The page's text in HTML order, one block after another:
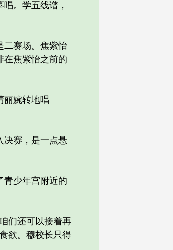
。学五线谱，
赛场。焦紫怡
在焦紫怡之前的
丽婉转地唱
赛，是一点悬
少年宫附近的
们还可以接着再
欲。穆校长只得